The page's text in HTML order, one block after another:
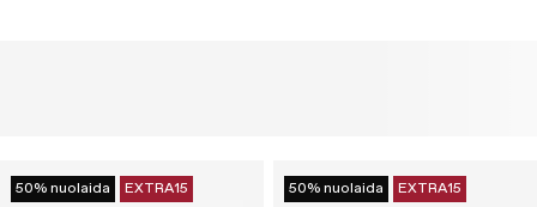
50% nuolaida EXTRA15 50% nuolaida EXTRA15